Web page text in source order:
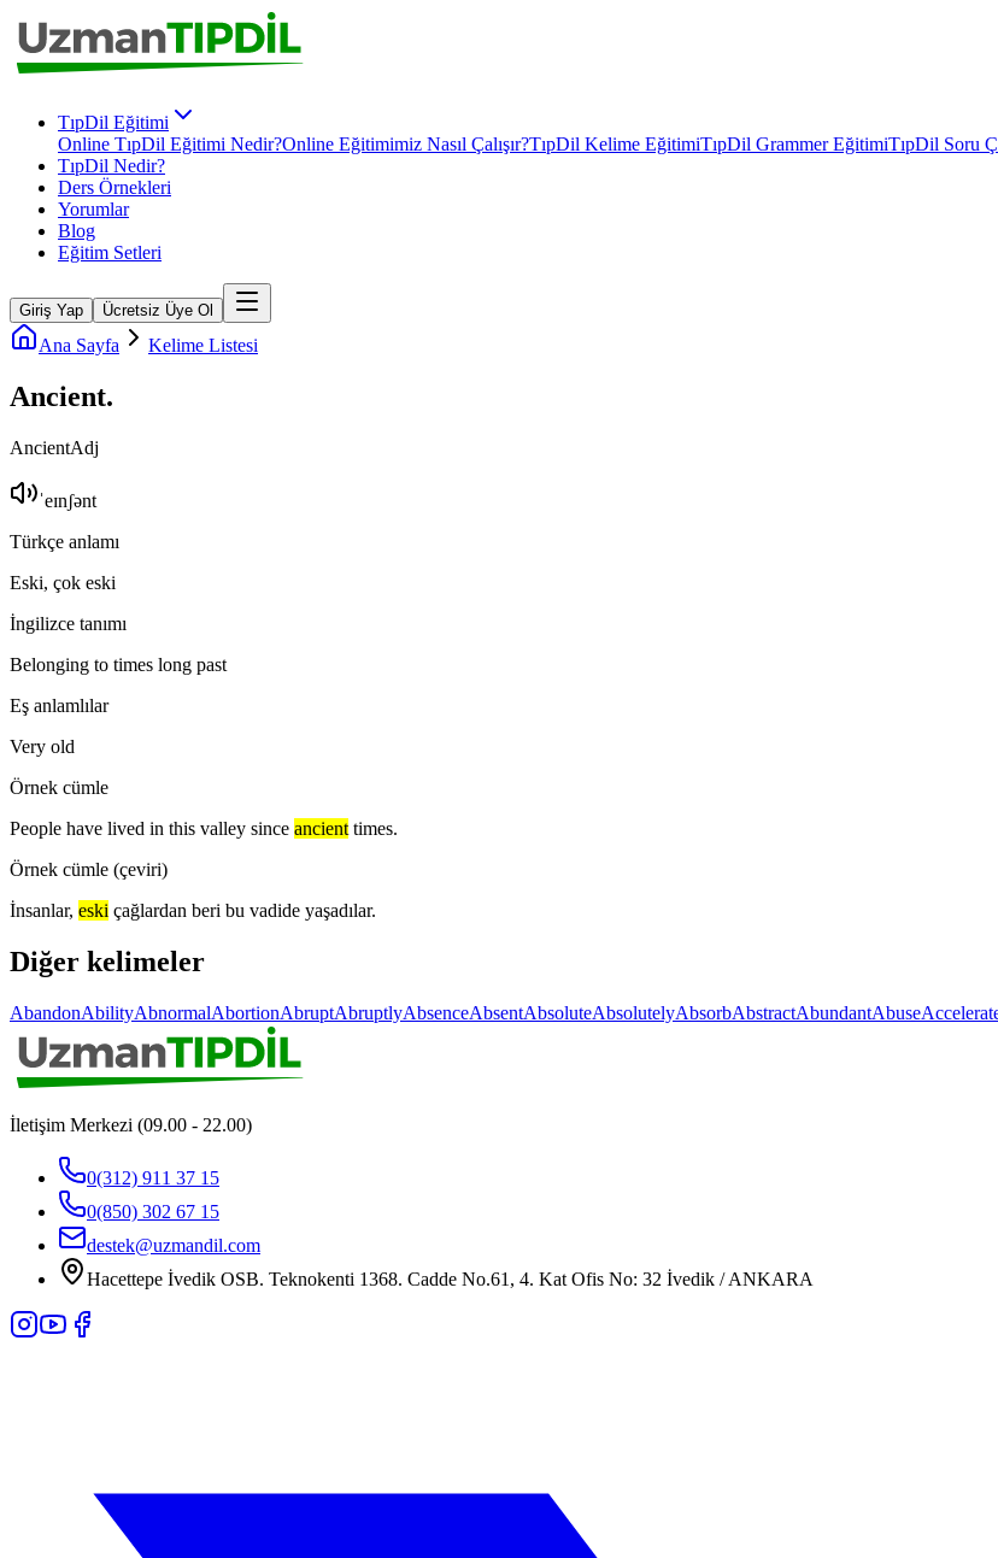
TıpDil Eğitimi
Online TıpDil Eğitimi Nedir?Online Eğitimimiz Nasıl Çalışır?TıpDil Kelime EğitimiTıpDil Grammer EğitimiTıpDil Soru
TıpDil Nedir?
Ders Örnekleri
Yorumlar
Blog
Eğitim Setleri
Giriş Yap Ücretsiz Üye Ol
Ana Sayfa Kelime Listesi
Ancient.
AncientAdj
ˈeɪnʃənt
Türkçe anlamı
Eski, çok eski
İngilizce tanımı
Belonging to times long past
Eş anlamlılar
Very old
Örnek cümle
People have lived in this valley since ancient times.
Örnek cümle (çeviri)
İnsanlar, eski çağlardan beri bu vadide yaşadılar.
Diğer kelimeler
AbandonAbilityAbnormalAbortionAbruptAbruptlyAbsenceAbsentAbsoluteAbsolutelyAbsorbAbstractAbundantAbuse
İletişim Merkezi (09.00 - 22.00)
0(312) 911 37 15
0(850) 302 67 15
destek@uzmandil.com
Hacettepe İvedik OSB. Teknokenti 1368. Cadde No.61, 4. Kat Ofis No: 32 İvedik / ANKARA